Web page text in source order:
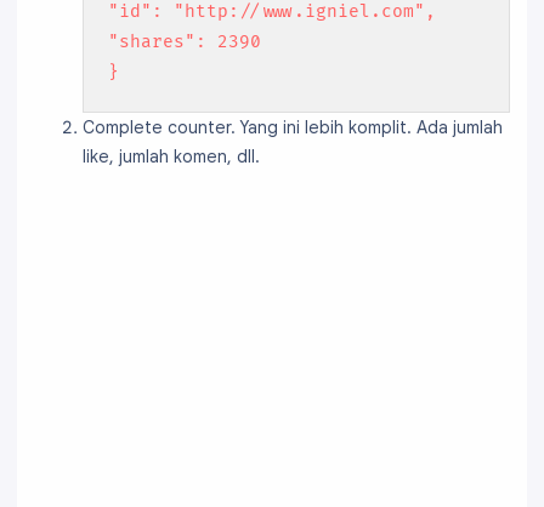
"id": "http://www.igniel.com",
"shares": 2390
}
Complete counter. Yang ini lebih komplit. Ada jumlah
like, jumlah komen, dll.